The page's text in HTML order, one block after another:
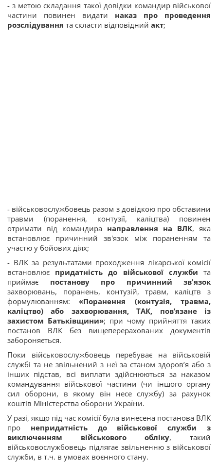
- з метою складання такої довідки командир військової
частини повинен видати наказ про проведення
розслідування та скласти відповідний акт;
- військовослужбовець разом з довідкою про обставини
травми (поранення, контузії, каліцтва) повинен
отримати від командира направлення на ВЛК, яка
встановлює причинний зв'язок між пораненням та
участю у бойових діях;
- ВЛК за результатами проходження лікарської комісії
встановлює придатність до військової служби та
приймає постанову про причинний зв'язок
захворювань, поранень, контузій, травм, каліцтв з
формулюванням:«Поранення (контузія, травма,
каліцтво) або захворювання, ТАК, пов’язане із
захистом Батьківщини»; при чому прийняття таких
постанов ВЛК без вищеперерахованих документів
забороняється.
Поки військовослужбовець перебуває на військовій
службі та не звільнений з неї за станом здоров’я або з
інших підстав, всі виплати здійснюються за наказом
командування військової частини (чи іншого органу
сил оборони, в якому він несе службу) за рахунок
коштів Міністерства оборони України.
У разі, якщо під час комісії була винесена постанова ВЛК
про непридатність до військової служби з
виключенням військового обліку, такий
військовослужбовець підлягає звільненню з військової
служби, в т.ч. в умовах воєнного стану.